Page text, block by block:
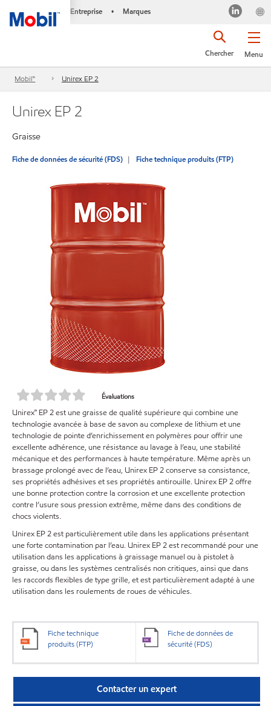
Entreprise • Marques
Menu
Chercher
Mobil™ Unirex EP 2
Unirex EP 2
Graisse
Fiche de données de sécurité (FDS) Fiche technique produits (FTP)
Évaluations
Unirex™ EP 2 est une graisse de qualité supérieure qui combine une
technologie avancée à base de savon au complexe de lithium et une
technologie de pointe d’enrichissement en polymères pour offrir une
excellente adhérence, une résistance au lavage à l’eau, une stabilité
mécanique et des performances à haute température. Même après un
brassage prolongé avec de l’eau, Unirex EP 2 conserve sa consistance,
ses propriétés adhésives et ses propriétés antirouille. Unirex EP 2 offre
une bonne protection contre la corrosion et une excellente protection
contre l’usure sous pression extrême, même dans des conditions de
chocs violents.
Unirex EP 2 est particulièrement utile dans les applications présentant
une forte contamination par l’eau. Unirex EP 2 est recommandé pour une
utilisation dans les applications à graissage manuel ou à pistolet à
graisse, ou dans les systèmes centralisés non critiques, ainsi que dans
les raccords flexibles de type grille, et est particulièrement adapté à une
utilisation dans les roulements de roues de véhicules.
Fiche technique
produits (FTP)
Fiche de données de
sécurité (FDS)
Contacter un expert